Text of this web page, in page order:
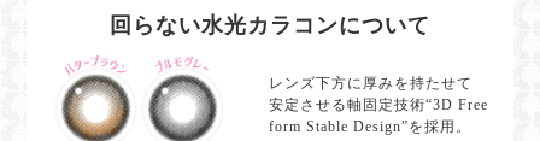
回らない水光カラコンについて
レンズ下方に厚みを持たせて
安定させる軸固定技術“3D Free
form Stable Design”を採用。